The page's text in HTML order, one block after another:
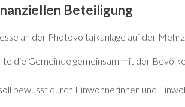
Beteiligung
an der Photovoltaikanlage auf der
die Gemeinde gemeinsam mit der
bewusst durch Einwohnerinnen und